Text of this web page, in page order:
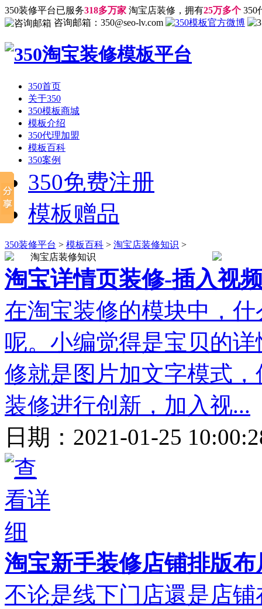
350装修平台已服务318多万家 淘宝店装修，拥有25万多个 350
咨询邮箱： 350@seo-lv.com
350首页
关于350
350模板商城
模板介绍
350代理加盟
模板百科
350案例
350免费注册
模板赠品
350装修平台 > 模板百科 > 淘宝店装修知识 >
淘宝店装修知识
淘宝详情页装修-插入视
在淘宝装修的模块中，
呢。小编觉得是宝贝的
修就是图片加文字模式
装修进行创新，加入视...
日期： 2021-01-25
淘宝新手装修店铺排版
不论是线下门店還是店